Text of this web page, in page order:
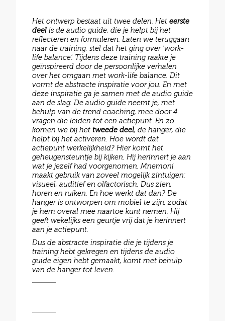
Het ontwerp bestaat uit twee delen. Het eerste
deel is de audio guide, die je helpt bij het
reflecteren en formuleren. Laten we teruggaan
naar de training, stel dat het ging over 'work-
life balance'. Tijdens deze training raakte je
geïnspireerd door de persoonlijke verhalen
over het omgaan met work-life balance. Dit
vormt de abstracte inspiratie voor jou. En met
deze inspiratie ga je samen met de audio guide
aan de slag. De audio guide neemt je, met
behulp van de trend coaching, mee door 4
vragen die leiden tot een actiepunt. En zo
komen we bij het tweede deel, de hanger, die
helpt bij het activeren. Hoe wordt dat
actiepunt werkelijkheid? Hier komt het
geheugensteuntje bij kijken. Hij herinnert je aan
wat je jezelf had voorgenomen. Mnemoni
maakt gebruik van zoveel mogelijk zintuigen:
visueel, auditief en olfactorisch. Dus zien,
horen en ruiken. En hoe werkt dat dan? De
hanger is ontworpen om mobiel te zijn, zodat
je hem overal mee naartoe kunt nemen. Hij
geeft wekelijks een geurtje vrij dat je herinnert
aan je actiepunt.
Dus de abstracte inspiratie die je tijdens je
training hebt gekregen en tijdens de audio
guide eigen hebt gemaakt, komt met behulp
van de hanger tot leven.